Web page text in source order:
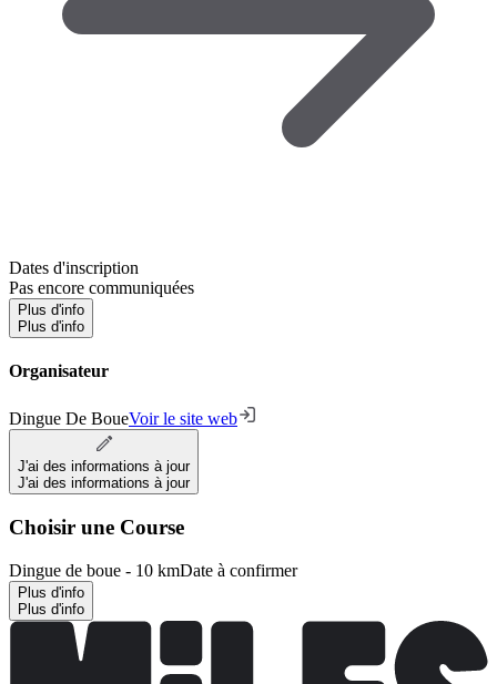
Dates d'inscription
Pas encore communiquées
Plus d'info
Plus d'info
Organisateur
Dingue De BoueVoir le site web
J'ai des informations à jour
J'ai des informations à jour
Choisir une Course
Dingue de boue - 10 kmDate à confirmer
Plus d'info
Plus d'info